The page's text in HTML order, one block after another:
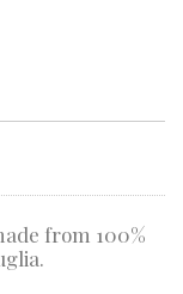
from 100%